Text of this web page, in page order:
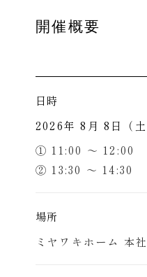
開催概要
日時
2026年 8月 8日（土
① 11:00 〜 12:00
② 13:30 〜 14:30
場所
ミヤワキホーム 本社